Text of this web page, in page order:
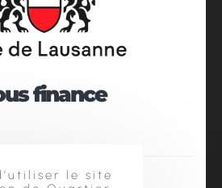
finance
le site